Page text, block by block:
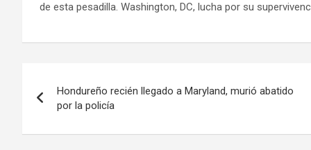
de esta pesadilla. Washington, DC, lucha por su
de
entradas
Hondureño recién llegado a Maryland, murió abatido
por la policía